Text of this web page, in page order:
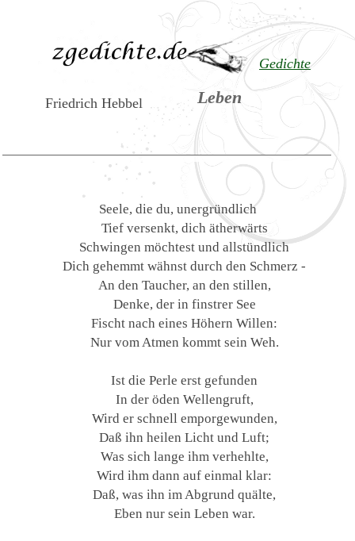
Gedichte
Leben
Friedrich Hebbel
Seele, die du, unergründlich
Tief versenkt, dich ätherwärts
Schwingen möchtest und allstündlich
Dich gehemmt wähnst durch den Schmerz -
An den Taucher, an den stillen,
Denke, der in finstrer See
Fischt nach eines Höhern Willen:
Nur vom Atmen kommt sein Weh.
Ist die Perle erst gefunden
In der öden Wellengruft,
Wird er schnell emporgewunden,
Daß ihn heilen Licht und Luft;
Was sich lange ihm verhehlte,
Wird ihm dann auf einmal klar:
Daß, was ihn im Abgrund quälte,
Eben nur sein Leben war.